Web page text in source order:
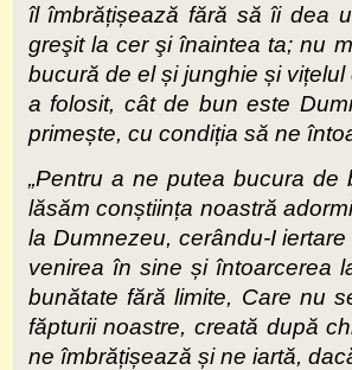
îl îmbrățișează fără să îi dea
greşit la cer şi înaintea ta; nu
bucură de el și junghie și
a folosit, cât de bun este
primește, cu condiția să ne
„Pentru a ne putea bucura
lăsăm conștiința noastră
la Dumnezeu, cerându-I
venirea în sine și întoarcerea
bunătate fără limite, Care nu
făpturii noastre, creată după
ne îmbrățișează și ne iartă,